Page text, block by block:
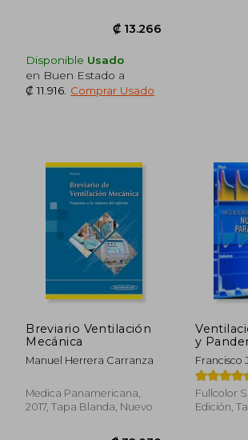
Disponible Usado
en Buen Estado a
₡ 11.916 Comprar Usado
Breviario Ventilación
Mecánica
Manuel Herrera Carranza
Medica Panamericana,
2017, Tapa Blanda, Nuevo
y Pandemia:
Retos
Francisco
Lopez
Fullcolor
Edición,